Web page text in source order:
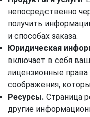
непосредственно
получить
и способах заказа.
Юридическая
включает в себя
лицензионные
соображения,
Ресурсы. Страница
другие